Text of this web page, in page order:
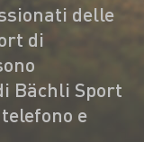
delle
di
Bächli Sport
e